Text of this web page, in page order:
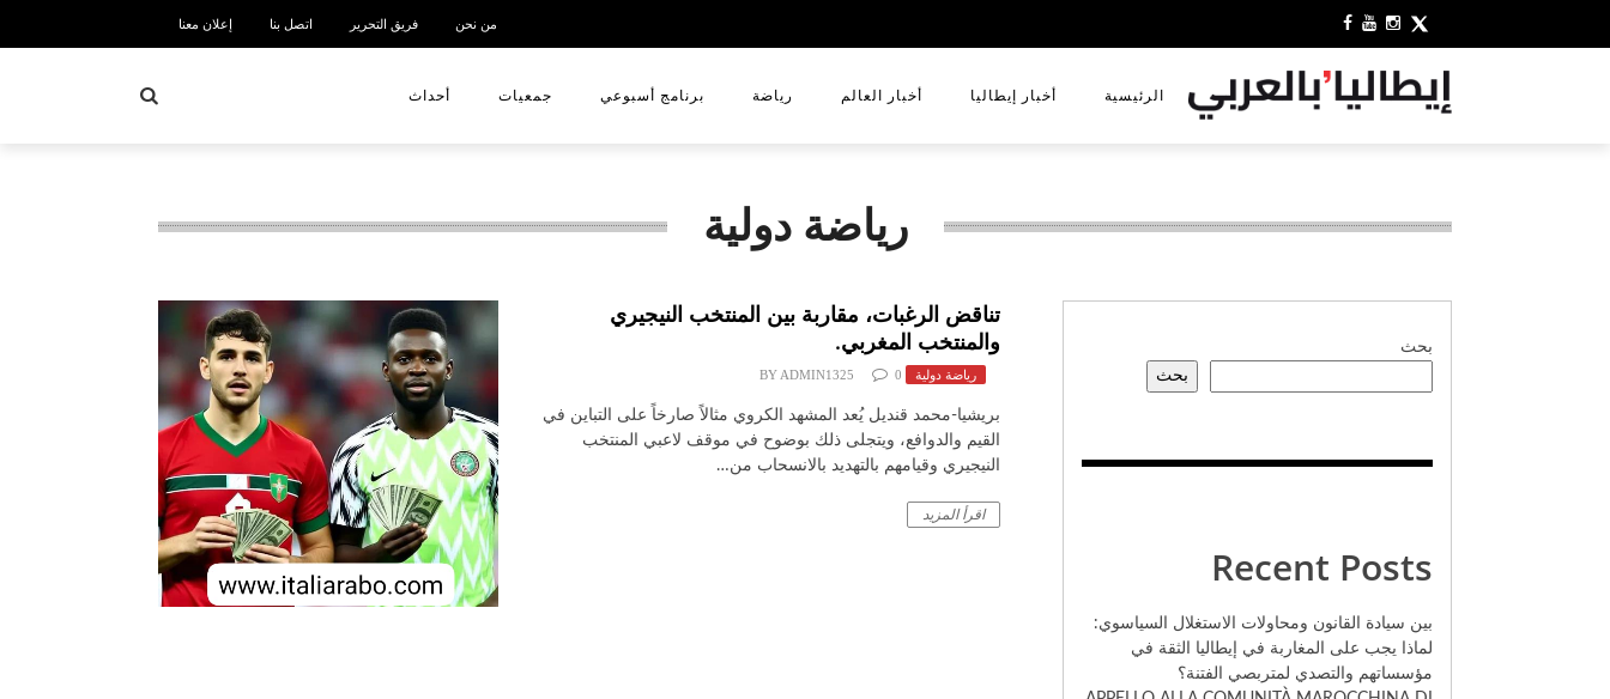
من نحن فريق التحرير اتصل بنا إعلان معنا
الرئيسية أخبار إيطاليا أخبار العالم رياضة برنامج أسبوعي جمعيات أحداث
رياضة دولية
تناقض الرغبات، مقاربة بين المنتخب النيجيري
والمنتخب المغربي.
رياضة دولية BY ADMIN1325 0
بريشيا-محمد قنديل يُعد المشهد الكروي مثالاً صارخاً على التباين في
القيم والدوافع، ويتجلى ذلك بوضوح في موقف لاعبي المنتخب
النيجيري وقيامهم بالتهديد بالانسحاب من…
اقرأ المزيد
بحث
بحث
Recent Posts
بين سيادة القانون ومحاولات الاستغلال السياسوي:
لماذا يجب على المغاربة في إيطاليا الثقة في
مؤسساتهم والتصدي لمتربصي الفتنة؟